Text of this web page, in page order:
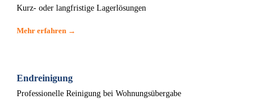
Kurz- oder langfristige Lagerlösungen
Mehr erfahren →
Endreinigung
Professionelle Reinigung bei Wohnungsübergabe